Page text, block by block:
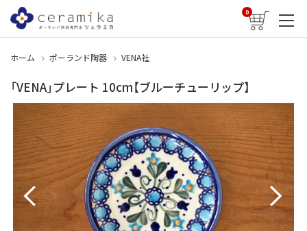
0
ホーム ポーランド陶器 VENA社
「VENA」プレート 10cm【ブルーチューリップ】